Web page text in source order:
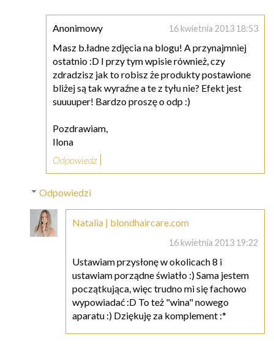
Anonimowy 16 kwietnia 2013 18:53
Masz b.ładne zdjęcia na blogu! A przynajmniej
ostatnio :D I przy tym wpisie również, czy
zdradzisz jak to robisz że produkty postawione
bliżej są tak wyraźne a te z tyłu nie? Efekt jest
suuuuper! Bardzo proszę o odp :)
Pozdrawiam,
Ilona
Odpowiedz
Odpowiedzi
Natalia | blondhaircare.com
16 kwietnia 2013 19:22
Ustawiam przysłonę w okolicach 8 i
ustawiam porządne światło :) Sama jestem
początkująca, więc trudno mi się fachowo
wypowiadać :D To też "wina" nowego
aparatu :) Dziękuję za komplement :*